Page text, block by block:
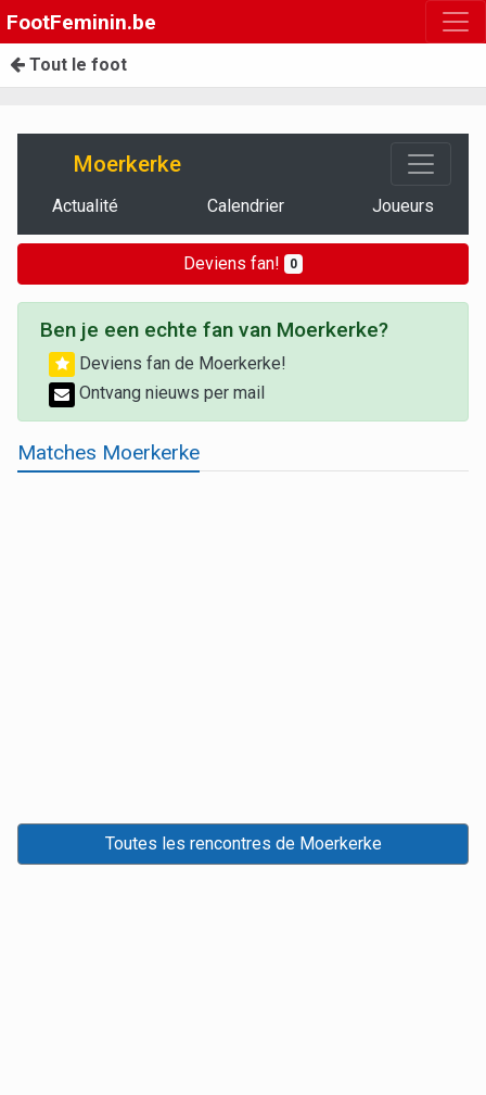
FootFeminin.be
Tout le foot
Moerkerke
Actualité Calendrier Joueurs
Deviens fan! 0
Ben je een echte fan van Moerkerke?
Deviens fan de Moerkerke!
Ontvang nieuws per mail
Matches Moerkerke
Toutes les rencontres de Moerkerke